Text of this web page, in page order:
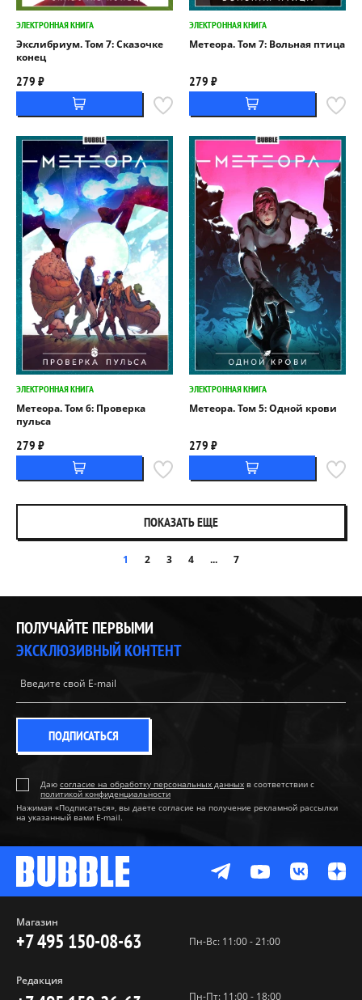
ЭЛЕКТРОННАЯ КНИГА
Экслибриум. Том 7: Сказочке
конец
279 ₽
ЭЛЕКТРОННАЯ КНИГА
Метеора. Том 7: Вольная птица
279 ₽
ЭЛЕКТРОННАЯ КНИГА
Метеора. Том 6: Проверка
пульса
279 ₽
ЭЛЕКТРОННАЯ КНИГА
Метеора. Том 5: Одной крови
279 ₽
ПОКАЗАТЬ ЕЩЕ
1 2 3 4 ... 7
ПОЛУЧАЙТЕ ПЕРВЫМИ
ЭКСКЛЮЗИВНЫЙ КОНТЕНТ
ПОДПИСАТЬСЯ
Даю согласие на обработку персональных данных в соответствии с
политикой конфиденциальности
Нажимая «Подписаться», вы даете согласие на получение рекламной рассылки
на указанный вами E-mail.
Магазин
+7 495 150-08-63 Пн-Вс: 11:00 - 21:00
Редакция
Пн-Пт: 11:00 - 18:00